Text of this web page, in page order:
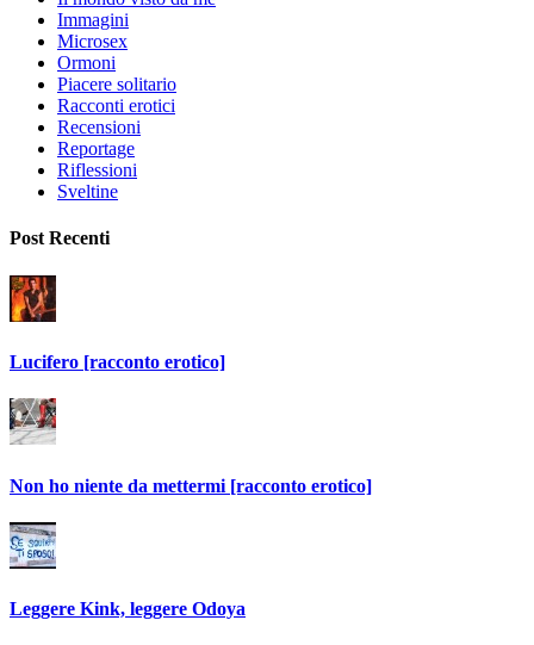
Immagini
Microsex
Ormoni
Piacere solitario
Racconti erotici
Recensioni
Reportage
Riflessioni
Sveltine
Post Recenti
Lucifero [racconto erotico]
Non ho niente da mettermi [racconto erotico]
Leggere Kink, leggere Odoya